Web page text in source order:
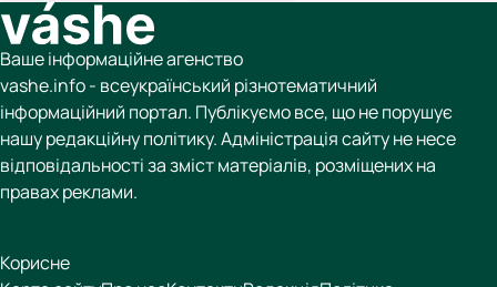
Ваше інформаційне агенство
vashe.info - всеукраїнський різнотематичний
інформаційний портал. Публікуємо все, що не порушує
нашу редакційну політику. Адміністрація сайту не несе
відповідальності за зміст матеріалів, розміщених на
правах реклами.
Корисне